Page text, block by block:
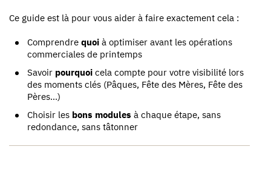
Ce guide est là pour vous aider à faire exactement cela :
Comprendre quoi à optimiser avant les opérations
commerciales de printemps
Savoir pourquoi cela compte pour votre visibilité lors
des moments clés (Pâques, Fête des Mères, Fête des
Pères…)
Choisir les bons modules à chaque étape, sans
redondance, sans tâtonner